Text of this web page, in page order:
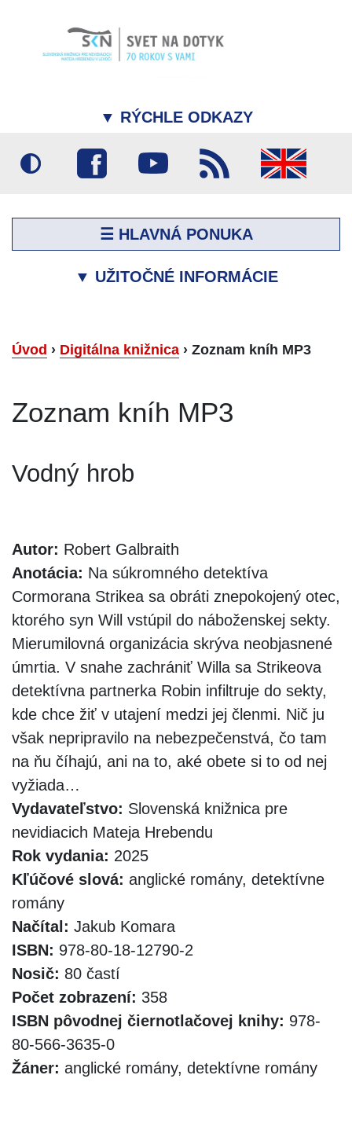
▼ RÝCHLE ODKAZY
☰ HLAVNÁ PONUKA
▼ UŽITOČNÉ INFORMÁCIE
Úvod › Digitálna knižnica › Zoznam kníh MP3
Zoznam kníh MP3
Vodný hrob
Autor: Robert Galbraith
Anotácia: Na súkromného detektíva
Cormorana Strikea sa obráti znepokojený otec,
ktorého syn Will vstúpil do náboženskej sekty.
Mierumilovná organizácia skrýva neobjasnené
úmrtia. V snahe zachrániť Willa sa Strikeova
detektívna partnerka Robin infiltruje do sekty,
kde chce žiť v utajení medzi jej členmi. Nič ju
však nepripravilo na nebezpečenstvá, čo tam
na ňu číhajú, ani na to, aké obete si to od nej
vyžiada…
Vydavateľstvo: Slovenská knižnica pre
nevidiacich Mateja Hrebendu
Rok vydania: 2025
Kľúčové slová: anglické romány, detektívne
romány
Načítal: Jakub Komara
ISBN: 978-80-18-12790-2
Nosič: 80 častí
Počet zobrazení: 358
ISBN pôvodnej čiernotlačovej knihy: 978-
80-566-3635-0
Žáner: anglické romány, detektívne romány